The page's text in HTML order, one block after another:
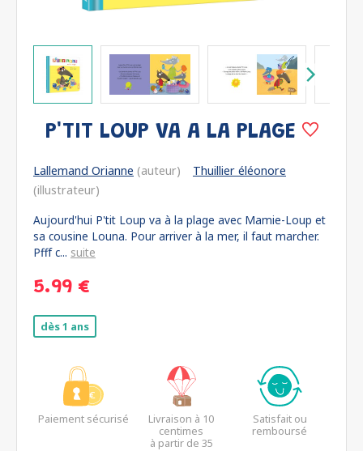
P'TIT LOUP VA A LA PLAGE
Lallemand Orianne (auteur)
Thuillier éléonore
(illustrateur)
Aujourd'hui P'tit Loup va à la plage avec Mamie-Loup et
sa cousine Louna. Pour arriver à la mer, il faut marcher.
Pfff c... suite
5.99 €
dès 1 ans
Paiement sécurisé
Livraison à 10
centimes
à partir de 35
Satisfait ou
remboursé